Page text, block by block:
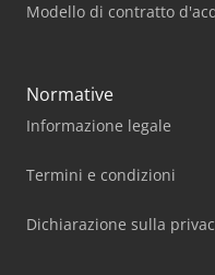
Modello di contratto
Normative
Informazione legale
Termini e condizioni
Dichiarazione sulla